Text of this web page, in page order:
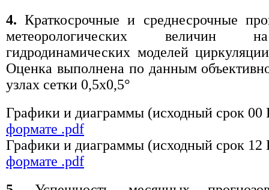
4. Краткосрочные и среднесрочные
метеорологических величин
гидродинамических моделей
Оценка выполнена по данным
узлах сетки 0,5x0,5°
Графики и диаграммы (исходный срок
формате .pdf
Графики и диаграммы (исходный срок
формате .pdf